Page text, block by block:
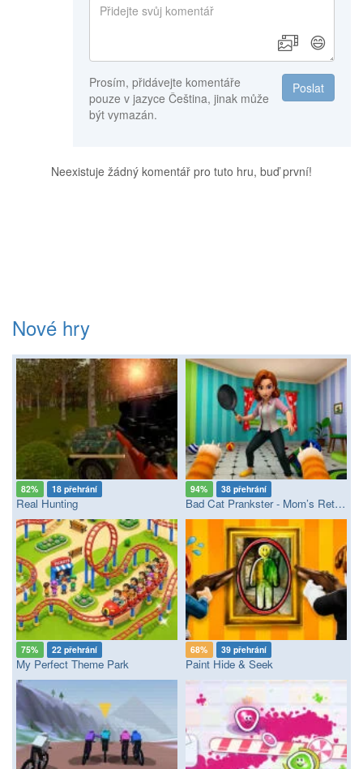
😄
Poslat
Prosím, přidávejte komentáře
pouze v jazyce Čeština, jinak může
být vymazán.
Neexistuje žádný komentář pro tuto hru, buď první!
Nové hry
82% 18 přehrání
Real Hunting
94% 38 přehrání
Bad Cat Prankster - Mom’s Return
75% 22 přehrání
My Perfect Theme Park
68% 39 přehrání
Paint Hide & Seek